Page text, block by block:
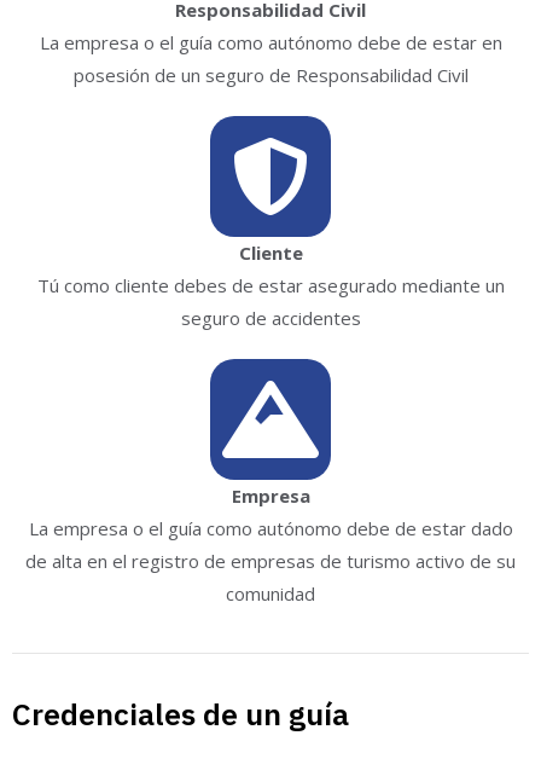
Responsabilidad Civil
La empresa o el guía como autónomo debe de estar en
posesión de un seguro de Responsabilidad Civil
Cliente
Tú como cliente debes de estar asegurado mediante un
seguro de accidentes
Empresa
La empresa o el guía como autónomo debe de estar dado
de alta en el registro de empresas de turismo activo de su
comunidad
Credenciales de un guía